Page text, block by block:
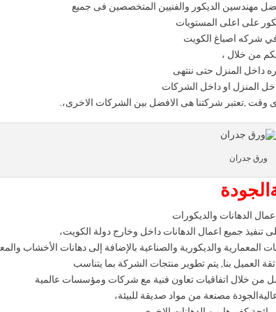
مهندسين الديكور والفنيين المتخصصين فى جميع
على اعلى المستويات
في شركه اصباغ الكويت
من خلال ،
داخل المنزل حتى ننتهى
المنزل او داخل الشركات
وقت ,تعتبر شركتنا هى الافضل بين الشركات الاخرى،.
ورق جدران
الدهانات والديكورات
تنفيذ جميع اعمال الدهانات داخل وخارج دولة الكويت،
والديكورية والصناعية بالإضافة إلى دهانات الأخشاب
العميل بنا, يتم تطوير منتجات الشركة بما يتناسب
من خلال اتفاقيات تعاون فنية مع شركات ومؤسسات عالمية
مصنعة من مواد صديقة للبيئة،